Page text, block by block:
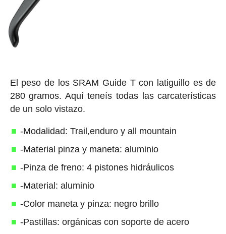
El peso de los SRAM Guide T con latiguillo es de
280 gramos. Aquí teneís todas las carcaterísticas
de un solo vistazo.
-Modalidad: Trail,enduro y all mountain
-Material pinza y maneta: aluminio
-Pinza de freno: 4 pistones hidráulicos
-Material: aluminio
-Color maneta y pinza: negro brillo
-Pastillas: orgánicas con soporte de acero